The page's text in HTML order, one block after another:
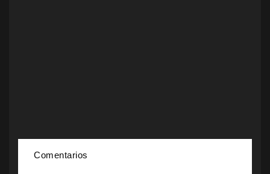
Comentarios